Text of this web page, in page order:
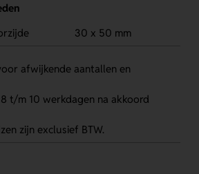
30 x 50 mm
afwijkende aantallen en
t/m 10 werkdagen na akkoord
zijn exclusief BTW.